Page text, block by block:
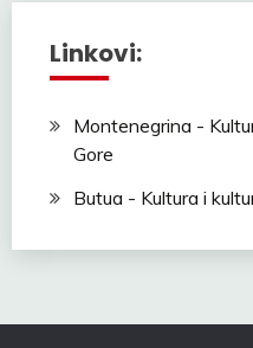
Linkovi:
Montenegrina -
Gore
Butua - Kultura i